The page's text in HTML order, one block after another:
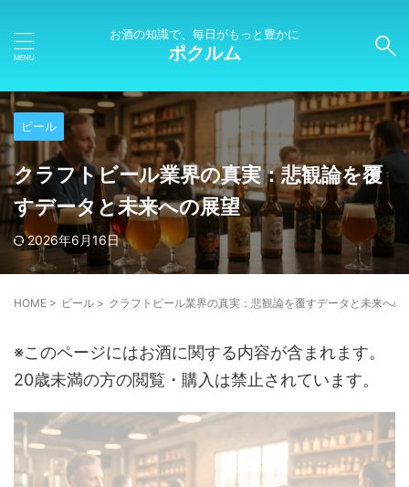
お酒の知識で、毎日がもっと豊かに
ポクルム
ビール
クラフトビール業界の真実：悲観論を覆
すデータと未来への展望
2026年6月16日
HOME > ビール > クラフトビール業界の真実：悲観論を覆すデータと未来への
※このページにはお酒に関する内容が含まれます。
20歳未満の方の閲覧・購入は禁止されています。